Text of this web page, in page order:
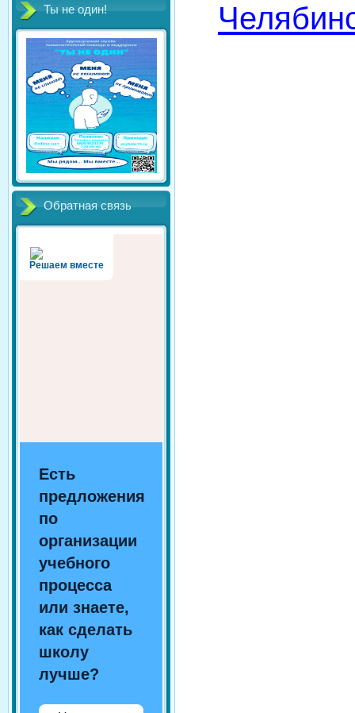
Ты не один!
Обратная связь
Решаем вместе
Есть
предложения
по
организации
учебного
процесса
или знаете,
как сделать
школу
лучше?